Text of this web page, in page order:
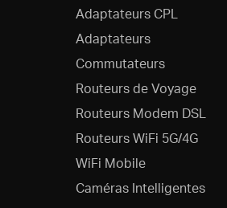
Adaptateurs CPL
Adaptateurs
Commutateurs
Routeurs de Voyage
Routeurs Modem DSL
Routeurs WiFi 5G/4G
WiFi Mobile
Caméras Intelligentes